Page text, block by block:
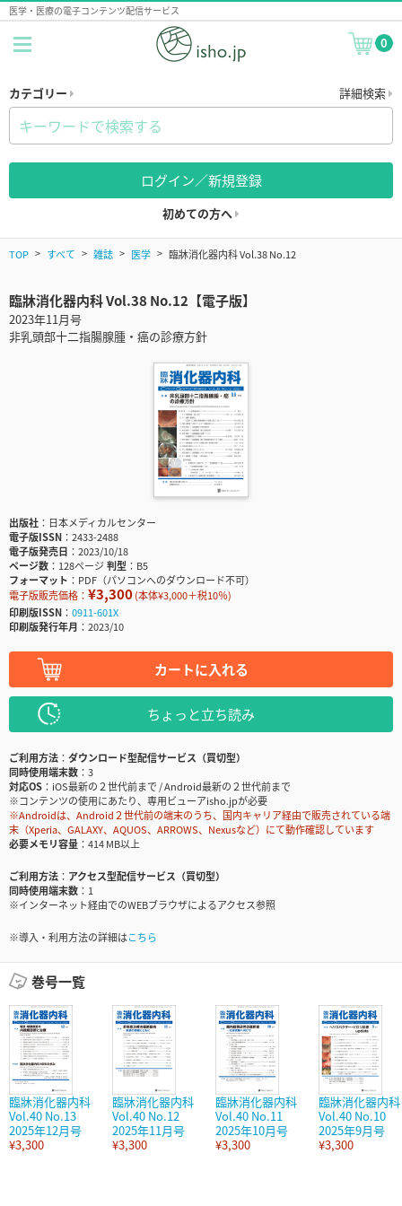
医学・医療の電子コンテンツ配信サービス
0
カテゴリー 詳細検索
ログイン／新規登録
初めての方へ
TOP すべて 雑誌 医学 臨牀消化器内科 Vol.38 No.12
臨牀消化器内科 Vol.38 No.12【電子版】
2023年11月号
非乳頭部十二指腸腺腫・癌の診療方針
出版社
日本メディカルセンター
電子版ISSN
2433-2488
電子版発売日
2023/10/18
ページ数
128ページ判型
B5
フォーマット
PDF（パソコンへのダウンロード不可）
電子版販売価格： ¥3,300(本体¥3,000＋税10％)
印刷版ISSN
0911-601X
印刷版発行年月
2023/10
カートに入れる
ちょっと立ち読み
ご利用方法
ダウンロード型配信サービス（買切型）
同時使用端末数
3
対応OS
iOS最新の２世代前まで / Android最新の２世代前まで
※コンテンツの使用にあたり、専用ビューアisho.jpが必要
※Androidは、Android２世代前の端末のうち、国内キャリア経由で販売されている端
末（Xperia、GALAXY、AQUOS、ARROWS、Nexusなど）にて動作確認しています
必要メモリ容量
414 MB以上
ご利用方法
アクセス型配信サービス（買切型）
同時使用端末数
1
※インターネット経由でのWEBブラウザによるアクセス参照
※導入・利用方法の詳細はこちら
巻号一覧
臨牀消化器内科
Vol.40 No.13
2025年12月号
¥3,300
臨牀消化器内科
Vol.40 No.12
2025年11月号
¥3,300
臨牀消化器内科
Vol.40 No.11
2025年10月号
¥3,300
臨牀消化器内科
Vol.40 No.10
2025年9月号
¥3,300